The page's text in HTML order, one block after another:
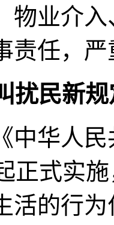
物业介
责任，
民新规
华人民
正式实
活的行